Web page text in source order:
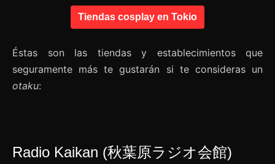
Tiendas cosplay en Tokio
Éstas son las tiendas y establecimientos que
seguramente más te gustarán si te consideras un
otaku:
Radio Kaikan (秋葉原ラジオ会館)